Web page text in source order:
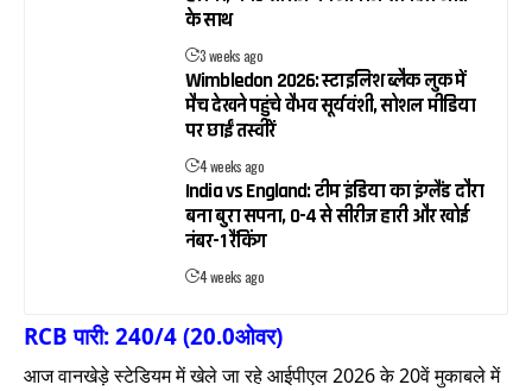
के साथ
3 weeks ago
Wimbledon 2026: स्टाइलिश ब्लैक लुक में
मैच देखने पहुंचे वैभव सूर्यवंशी, सोशल मीडिया
पर छाईं तस्वीरें
4 weeks ago
India vs England: टीम इंडिया का इंग्लैंड दौरा
बना बुरा सपना, 0-4 से सीरीज हारी और खोई
नंबर-1 रैंकिंग
4 weeks ago
RCB पारी: 240/4 (20.0ओवर)
आज वानखेड़े स्टेडियम में खेले जा रहे आईपीएल 2026 के 20वें मुकाबले में